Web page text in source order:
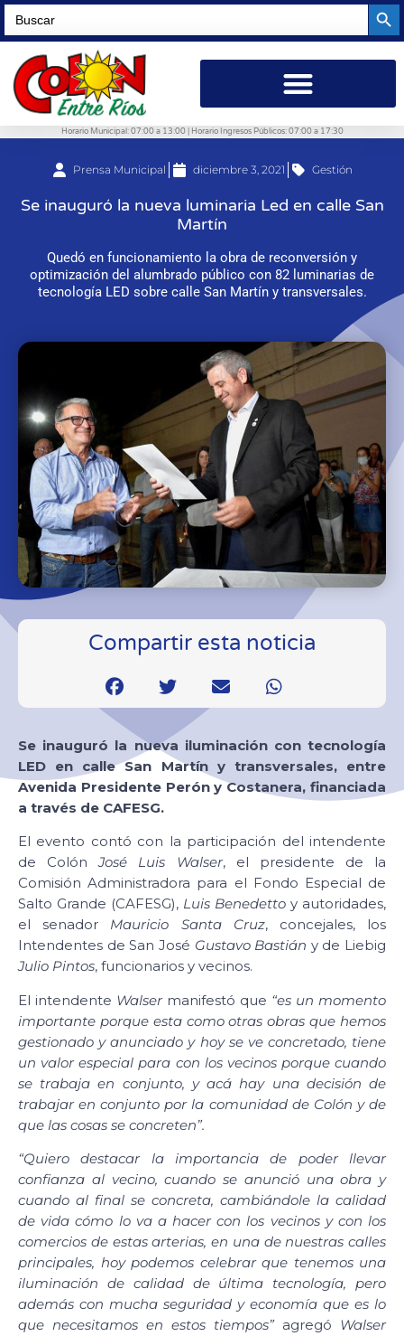
Search
for:
Horario Municipal: 07:00 a 13:00 | Horario Ingresos Públicos: 07:00 a 17:30
Prensa Municipal diciembre 3, 2021 Gestión
Se inauguró la nueva luminaria Led en calle San
Martín
Quedó en funcionamiento la obra de reconversión y
optimización del alumbrado público con 82 luminarias de
tecnología LED sobre calle San Martín y transversales.
Compartir esta noticia
Se inauguró la nueva iluminación con tecnología
LED en calle San Martín y transversales, entre
Avenida Presidente Perón y Costanera, financiada
a través de CAFESG.
El evento contó con la participación del intendente
de ColónJosé Luis Walser, el presidente de la
Comisión Administradora para el Fondo Especial de
Salto Grande (CAFESG), Luis Benedetto y autoridades,
el senador Mauricio Santa Cruz, concejales, los
Intendentes de San José Gustavo Bastián y de Liebig
Julio Pintos, funcionarios y vecinos.
El intendente Walsermanifestó que “es un momento
importante porque esta como otras obras que hemos
gestionado y anunciado y hoy se ve concretado, tiene
un valor especial para con los vecinos porque cuando
se trabaja en conjunto, y acá hay una decisión de
trabajar en conjunto por la comunidad de Colón y de
que las cosas se concreten”.
“Quiero destacar la importancia de poder llevar
confianza al vecino, cuando se anunció una obra y
cuando al final se concreta, cambiándole la calidad
de vida cómo lo va a hacer con los vecinos y con los
comercios de estas arterias, en una de nuestras calles
principales, hoy podemos celebrar que tenemos una
iluminación de calidad de última tecnología, pero
además con mucha seguridad y economía que es lo
que necesitamos en estos tiempos”agregó Walser